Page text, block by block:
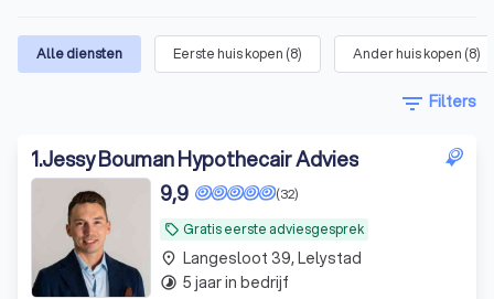
Alle diensten Eerste huis kopen (8) Ander huis kopen (8)
filter_list Filters
1.Jessy Bouman Hypothecair Advies
local_offer Gratis eerste adviesgesprek
(32)
9,9
place Langesloot 39, Lelystad
timelapse 5 jaar in bedrijf